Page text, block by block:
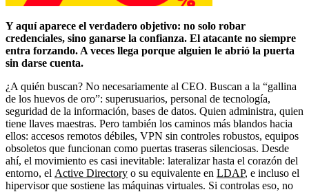
Y aquí aparece el verdadero objetivo: no solo robar
credenciales, sino ganarse la confianza. El atacante no siempre
entra forzando. A veces llega porque alguien le abrió la puerta
sin darse cuenta.
¿A quién buscan? No necesariamente al CEO. Buscan a la “gallina
de los huevos de oro”: superusuarios, personal de tecnología,
seguridad de la información, bases de datos. Quien administra, quien
tiene llaves maestras. Pero también los caminos más blandos hacia
ellos: accesos remotos débiles, VPN sin controles robustos, equipos
obsoletos que funcionan como puertas traseras silenciosas. Desde
ahí, el movimiento es casi inevitable: lateralizar hasta el corazón del
entorno, el Active Directory o su equivalente en LDAP, e incluso el
hipervisor que sostiene las máquinas virtuales. Si controlas eso, no